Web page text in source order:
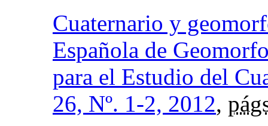
Cuaternario y
Española de
para el Estudio del
26, Nº. 1-2, 2012,